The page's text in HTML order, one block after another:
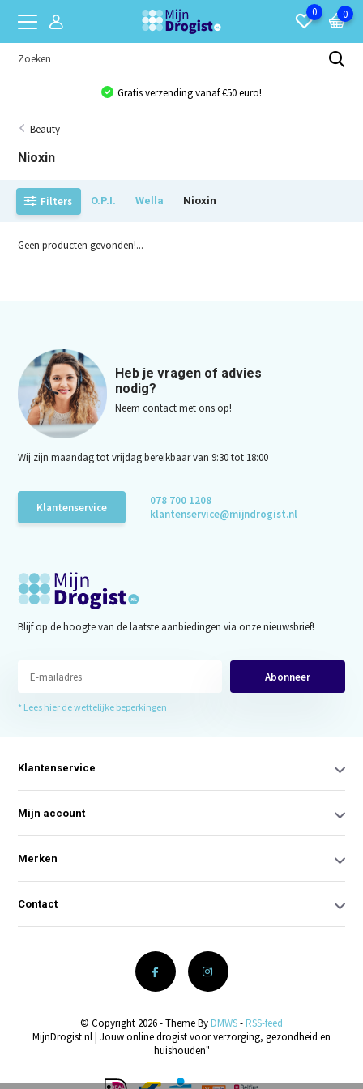
0 0
Gratis verzending vanaf €50 euro!
Beauty
Nioxin
Filters O.P.I. Wella Nioxin
Geen producten gevonden!...
Heb je vragen of advies
nodig?
Neem contact met ons op!
Wij zijn maandag tot vrijdag bereikbaar van 9:30 tot 18:00
Klantenservice
078 700 1208
klantenservice@mijndrogist.nl
Blijf op de hoogte van de laatste aanbiedingen via onze nieuwsbrief!
Abonneer
* Lees hier de wettelijke beperkingen
Klantenservice
Mijn account
Merken
Contact
© Copyright 2026 - Theme By DMWS- RSS-feed
MijnDrogist.nl | Jouw online drogist voor verzorging, gezondheid en
huishouden"